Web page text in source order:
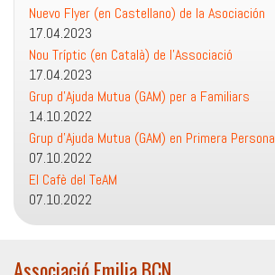
Mental
Nuevo Flyer (en Castellano) de la Asociación
17.04.2023
Nou Tríptic (en Català) de l’Associació
17.04.2023
Grup d’Ajuda Mutua (GAM) per a Familiars
14.10.2022
Grup d’Ajuda Mutua (GAM) en Primera Persona
07.10.2022
El Cafè del TeAM
07.10.2022